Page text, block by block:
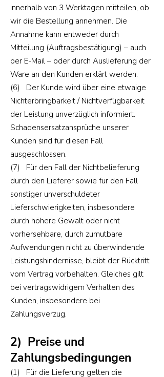
innerhalb von 3 Werktagen mitteilen, ob
wir die Bestellung annehmen. Die
Annahme kann entweder durch
Mitteilung (Auftragsbestätigung) – auch
per E-Mail – oder durch Auslieferung der
Ware an den Kunden erklärt werden.
(6) Der Kunde wird über eine etwaige
Nichterbringbarkeit / Nichtverfügbarkeit
der Leistung unverzüglich informiert.
Schadensersatzansprüche unserer
Kunden sind für diesen Fall
ausgeschlossen.
(7) Für den Fall der Nichtbelieferung
durch den Lieferer sowie für den Fall
sonstiger unverschuldeter
Lieferschwierigkeiten, insbesondere
durch höhere Gewalt oder nicht
vorhersehbare, durch zumutbare
Aufwendungen nicht zu überwindende
Leistungshindernisse, bleibt der Rücktritt
vom Vertrag vorbehalten. Gleiches gilt
bei vertragswidrigem Verhalten des
Kunden, insbesondere bei
Zahlungsverzug.
2) Preise und
Zahlungsbedingungen
(1) Für die Lieferung gelten die